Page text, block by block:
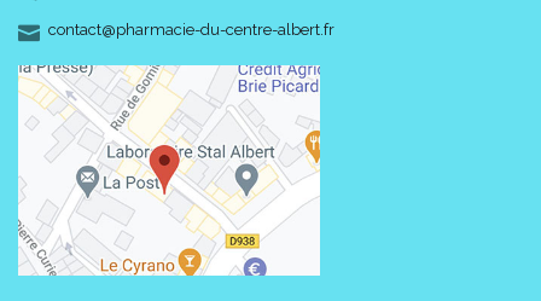
contact-
@-
pharmacie-du-centre-albert.fr